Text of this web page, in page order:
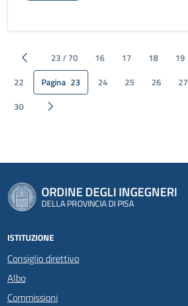
Pagina precedente
23 / 70 16 17 18 19
22
Pagina 23 24 25 26 27
30
Pagina successiva
ORDINE DEGLI INGEGNERI
DELLA PROVINCIA DI PISA
ISTITUZIONE
Consiglio direttivo
Albo
Commissioni